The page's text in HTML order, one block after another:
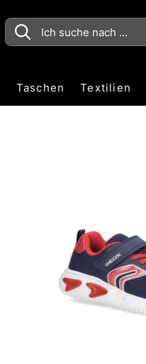
Taschen Textilien